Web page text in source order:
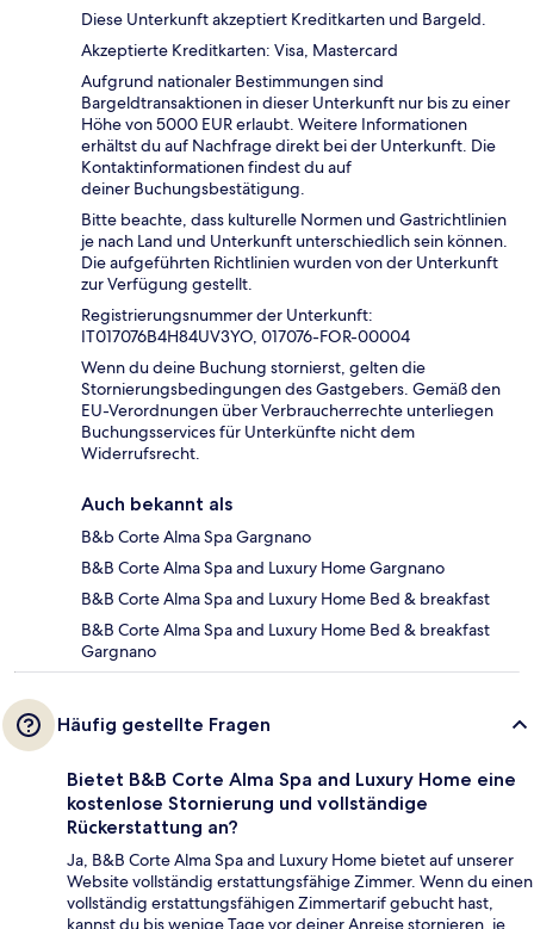
Diese Unterkunft akzeptiert Kreditkarten und Bargeld.
Akzeptierte Kreditkarten: Visa, Mastercard
Aufgrund nationaler Bestimmungen sind
Bargeldtransaktionen in dieser Unterkunft nur bis zu einer
Höhe von 5000 EUR erlaubt. Weitere Informationen
erhältst du auf Nachfrage direkt bei der Unterkunft. Die
Kontaktinformationen findest du auf
deiner Buchungsbestätigung.
Bitte beachte, dass kulturelle Normen und Gastrichtlinien
je nach Land und Unterkunft unterschiedlich sein können.
Die aufgeführten Richtlinien wurden von der Unterkunft
zur Verfügung gestellt.
Registrierungsnummer der Unterkunft:
IT017076B4H84UV3YO, 017076-FOR-00004
Wenn du deine Buchung stornierst, gelten die
Stornierungsbedingungen des Gastgebers. Gemäß den
EU-Verordnungen über Verbraucherrechte unterliegen
Buchungsservices für Unterkünfte nicht dem
Widerrufsrecht.
Auch bekannt als
B&b Corte Alma Spa Gargnano
B&B Corte Alma Spa and Luxury Home Gargnano
B&B Corte Alma Spa and Luxury Home Bed & breakfast
B&B Corte Alma Spa and Luxury Home Bed & breakfast
Gargnano
Häufig gestellte Fragen
Bietet B&B Corte Alma Spa and Luxury Home eine
kostenlose Stornierung und vollständige
Rückerstattung an?
Ja, B&B Corte Alma Spa and Luxury Home bietet auf unserer
Website vollständig erstattungsfähige Zimmer. Wenn du einen
vollständig erstattungsfähigen Zimmertarif gebucht hast,
kannst du bis wenige Tage vor deiner Anreise stornieren, je